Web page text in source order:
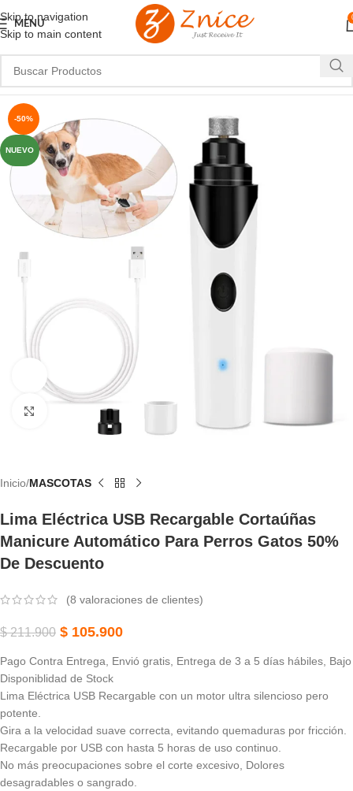
Skip to navigation
Skip to main content
MENU
-50%
NUEVO
Haga Clic Para Ampliar
Inicio MASCOTAS
Lima Eléctrica USB Recargable Cortaúñas
Manicure Automático Para Perros Gatos 50%
De Descuento
(8 valoraciones de clientes)
$211.900 $ 105.900
Pago Contra Entrega, Envió gratis, Entrega de 3 a 5 días hábiles, Bajo
Disponiblidad de Stock
Lima Eléctrica USB Recargable con un motor ultra silencioso pero
potente.
Gira a la velocidad suave correcta, evitando quemaduras por fricción.
Recargable por USB con hasta 5 horas de uso continuo.
No más preocupaciones sobre el corte excesivo, Dolores
desagradables o sangrado.